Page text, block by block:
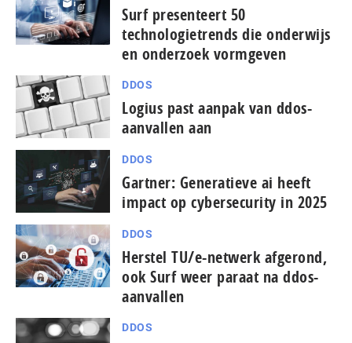
Surf presenteert 50
technologietrends die onderwijs
en onderzoek vormgeven
DDOS
Logius past aanpak van ddos-
aanvallen aan
DDOS
Gartner: Generatieve ai heeft
impact op cybersecurity in 2025
DDOS
Herstel TU/e-netwerk afgerond,
ook Surf weer paraat na ddos-
aanvallen
DDOS